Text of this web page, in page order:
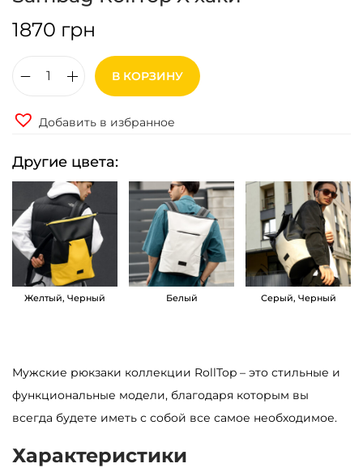
1870 грн
л
е
с
в
о
а
р
а
М
В КОРЗИНУ
Добавить в избранное
Другие цвета:
Желтый, Черный Белый Серый, Черный
Мужские рюкзаки коллекции RollTop – это стильные и
функциональные модели, благодаря которым вы
всегда будете иметь с собой все самое необходимое.
Характеристики